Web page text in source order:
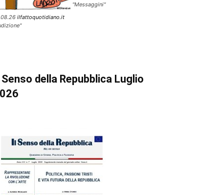
ilfattoquotidiano.it
"Messaggini"
Senso della Repubblica Luglio